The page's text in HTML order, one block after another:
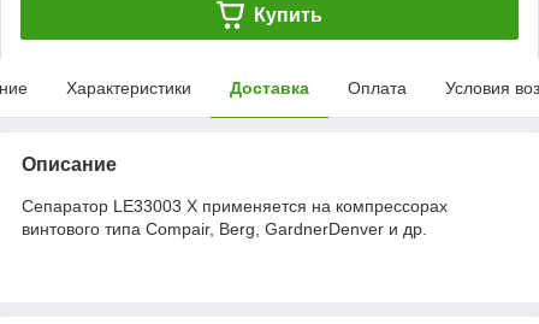
Купить
Характеристики Доставка Оплата Условия
Описание
Сепаратор LE33003 X применяется на компрессорах
винтового типа Compair, Berg, GardnerDenver и др.